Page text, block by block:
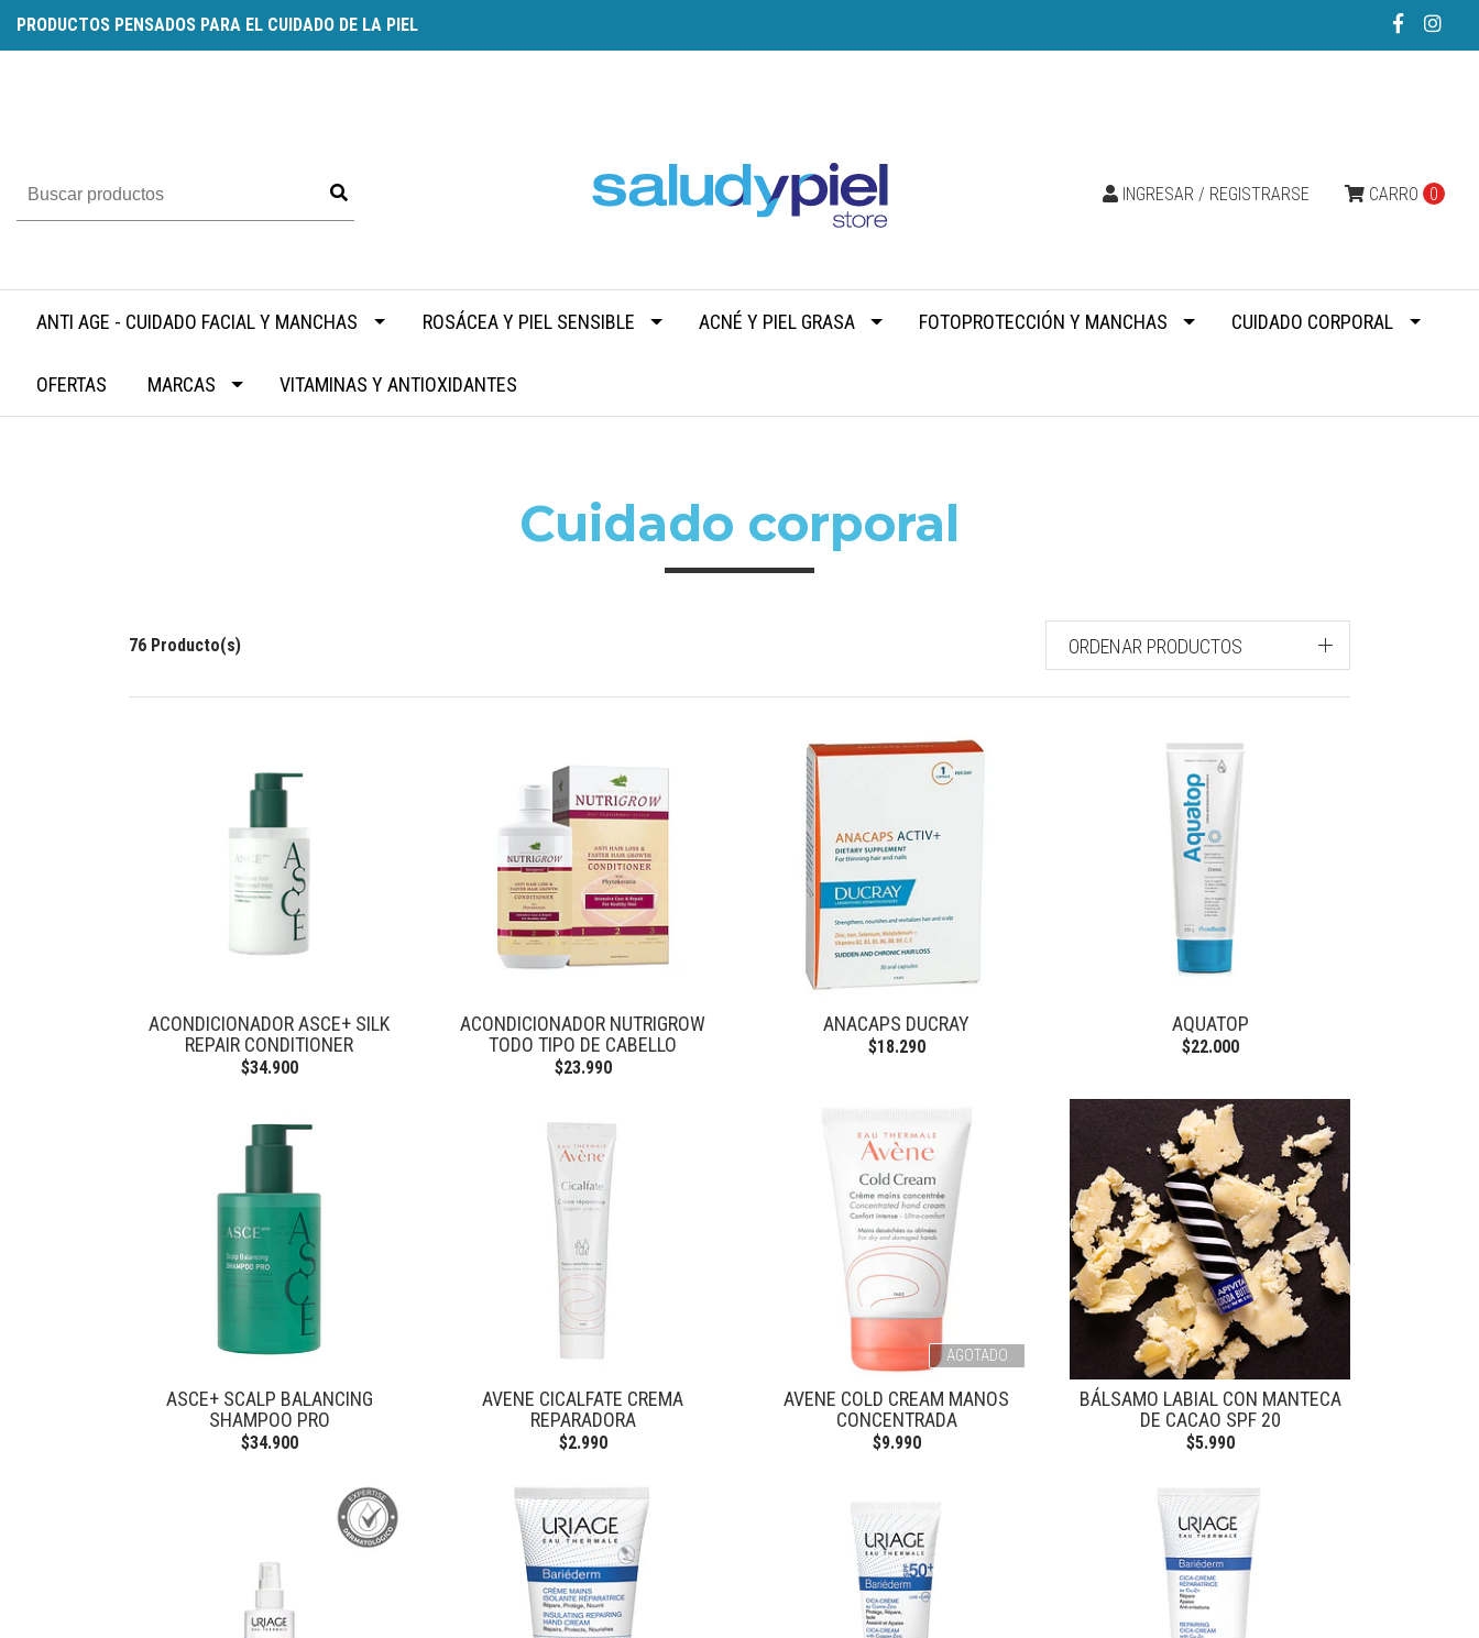
PRODUCTOS PENSADOS PARA EL CUIDADO DE LA PIEL
CARRO 0
INGRESAR / REGISTRARSE
ANTI AGE - CUIDADO FACIAL Y MANCHAS ROSÁCEA Y PIEL SENSIBLE ACNÉ Y PIEL GRASA FOTOPROTECCIÓN Y MANCHAS CUIDADO CORPORAL
OFERTAS MARCAS VITAMINAS Y ANTIOXIDANTES
Cuidado corporal
76 Producto(s) ORDENAR PRODUCTOS
ACONDICIONADOR ASCE+ SILK
REPAIR CONDITIONER
$34.900
ACONDICIONADOR NUTRIGROW
TODO TIPO DE CABELLO
$23.990
ANACAPS DUCRAY
$18.290
AQUATOP
$22.000
ASCE+ SCALP BALANCING
SHAMPOO PRO
$34.900
AVENE CICALFATE CREMA
REPARADORA
$2.990
AGOTADO
AVENE COLD CREAM MANOS
CONCENTRADA
$9.990
BÁLSAMO LABIAL CON MANTECA
DE CACAO SPF 20
$5.990